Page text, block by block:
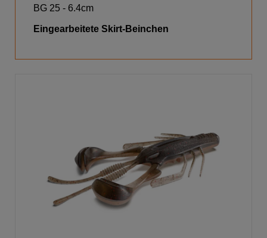
BG 25 - 6.4cm
Eingearbeitete Skirt-Beinchen